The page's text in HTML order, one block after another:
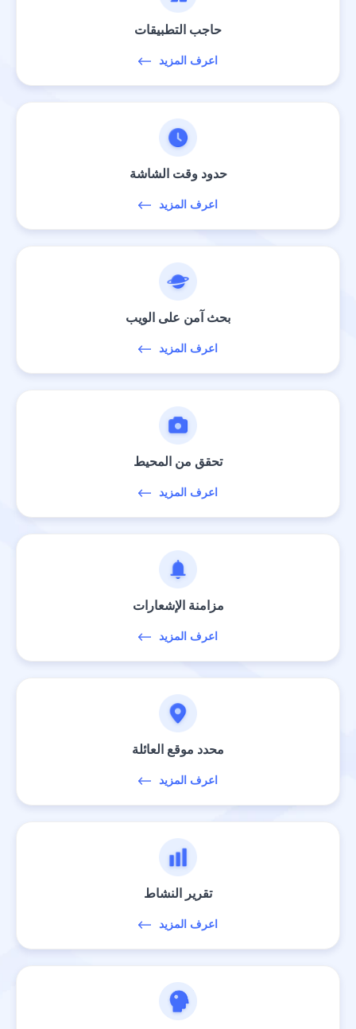
حاجب التطبيقات
اعرف المزيد
حدود وقت الشاشة
اعرف المزيد
بحث آمن على الويب
اعرف المزيد
تحقق من المحيط
اعرف المزيد
مزامنة الإشعارات
اعرف المزيد
محدد موقع العائلة
اعرف المزيد
تقرير النشاط
اعرف المزيد